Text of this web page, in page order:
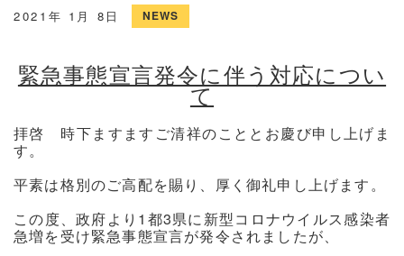
2021年 1月 8日 NEWS
緊急事態宣言発令に伴う対応につい
て
拝啓 時下ますますご清祥のこととお慶び申し上げま
す。
平素は格別のご高配を賜り、厚く御礼申し上げます。
この度、政府より1都3県に新型コロナウイルス感染者
急増を受け緊急事態宣言が発令されましたが、